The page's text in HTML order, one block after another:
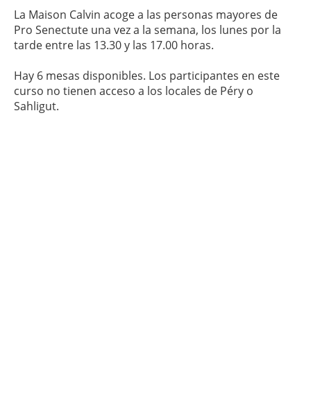
La Maison Calvin acoge a las personas mayores de
Pro Senectute una vez a la semana, los lunes por la
tarde entre las 13.30 y las 17.00 horas.
Hay 6 mesas disponibles. Los participantes en este
curso no tienen acceso a los locales de Péry o
Sahligut.